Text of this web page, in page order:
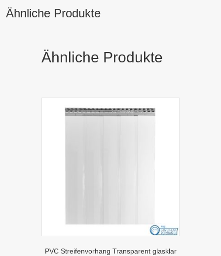
Ähnliche Produkte
Ähnliche Produkte
PVC Streifenvorhang Transparent glasklar